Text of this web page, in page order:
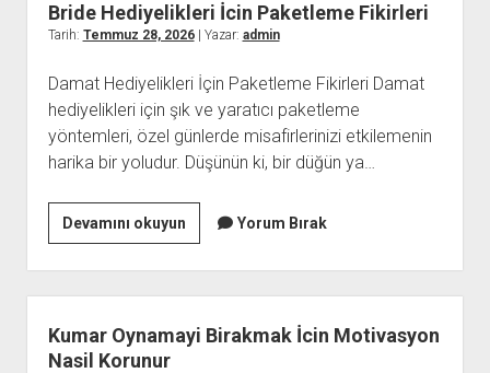
Bride Hediyelikleri İcin Paketleme Fikirleri
Tarih: Temmuz 28, 2026| Yazar: admin
Damat Hediyelikleri İçin Paketleme Fikirleri Damat
hediyelikleri için şık ve yaratıcı paketleme
yöntemleri, özel günlerde misafirlerinizi etkilemenin
harika bir yoludur. Düşünün ki, bir düğün ya…
Devamını okuyunBride
Hediyelikleri
İcin
Paketleme
Fikirleri
Yorum Bırak
Kumar Oynamayi Birakmak İcin Motivasyon
Nasil Korunur